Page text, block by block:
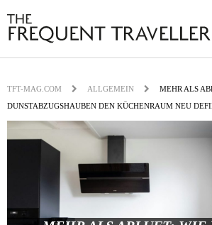
TFT-MAG.COM ALLGEMEIN
MEHR ALS
DUNSTABZUGSHAUBEN DEN KÜCHENRAUM NEU